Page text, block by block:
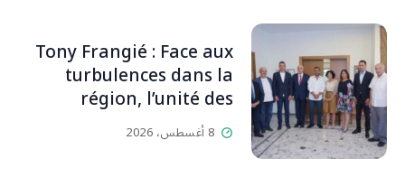
إقفاله لكنه لم يستطع لأنه
بيت رسالة وتاريخ وإيمان وقيم
مستمرة (صور وVideo)
Tony Frangié : Face aux
turbulences dans la
région, l’unité des
Libanais est primordiale
L’OLJ / Par Scarlett
8 أغسطس، 2026